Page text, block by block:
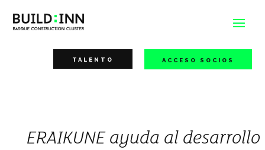
TALENTO ACCESO SOCIOS
ERAIKUNE ayuda al